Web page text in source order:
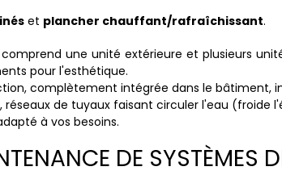
et plancher chauffant/rafraîchissant.
une unité extérieure et plusieurs
pour l'esthétique.
complètement intégrée dans le bâtiment,
de tuyaux faisant circuler l'eau (froide
à vos besoins.
DE SYSTÈMES